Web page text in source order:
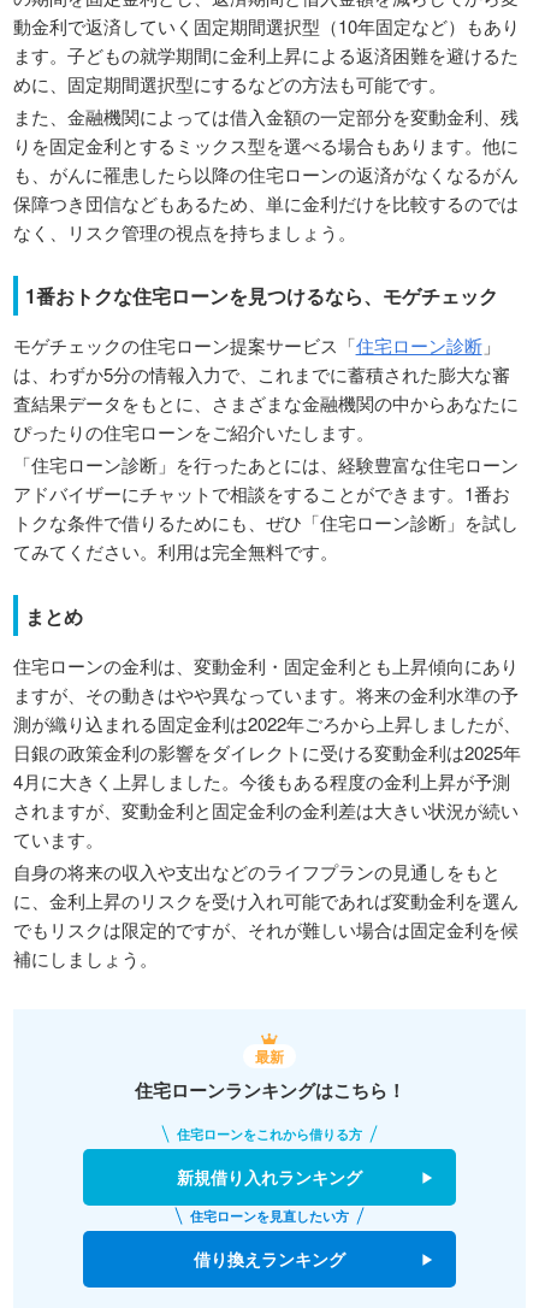
動金利で返済していく固定期間選択型（10年固定など）もあり
ます。子どもの就学期間に金利上昇による返済困難を避けるた
めに、固定期間選択型にするなどの方法も可能です。
また、金融機関によっては借入金額の一定部分を変動金利、残
りを固定金利とするミックス型を選べる場合もあります。他に
も、がんに罹患したら以降の住宅ローンの返済がなくなるがん
保障つき団信などもあるため、単に金利だけを比較するのでは
なく、リスク管理の視点を持ちましょう。
1番おトクな住宅ローンを見つけるなら、モゲチェック
モゲチェックの住宅ローン提案サービス「住宅ローン診断」
は、わずか5分の情報入力で、これまでに蓄積された膨大な審
査結果データをもとに、さまざまな金融機関の中からあなたに
ぴったりの住宅ローンをご紹介いたします。
「住宅ローン診断」を行ったあとには、経験豊富な住宅ローン
アドバイザーにチャットで相談をすることができます。1番お
トクな条件で借りるためにも、ぜひ「住宅ローン診断」を試し
てみてください。利用は完全無料です。
まとめ
住宅ローンの金利は、変動金利・固定金利とも上昇傾向にあり
ますが、その動きはやや異なっています。将来の金利水準の予
測が織り込まれる固定金利は2022年ごろから上昇しましたが、
日銀の政策金利の影響をダイレクトに受ける変動金利は2025年
4月に大きく上昇しました。今後もある程度の金利上昇が予測
されますが、変動金利と固定金利の金利差は大きい状況が続い
ています。
自身の将来の収入や支出などのライフプランの見通しをもと
に、金利上昇のリスクを受け入れ可能であれば変動金利を選ん
でもリスクは限定的ですが、それが難しい場合は固定金利を候
補にしましょう。
最新
住宅ローンランキングはこちら！
住宅ローンをこれから借りる方
新規借り入れランキング
住宅ローンを見直したい方
借り換えランキング